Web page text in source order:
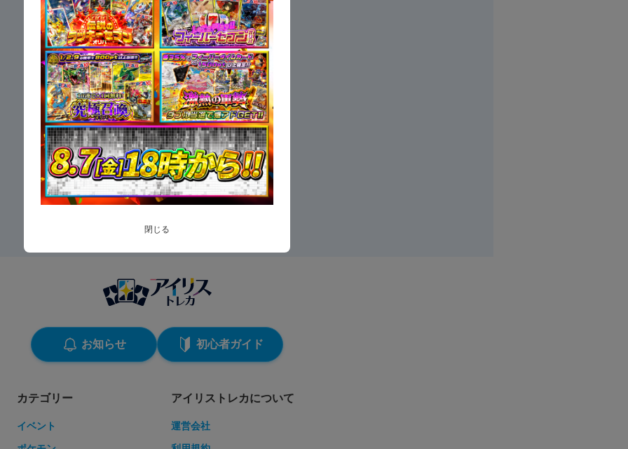
閉じる
お知らせ 初心者ガイド
カテゴリー
イベント
アイリストレカについて
運営会社